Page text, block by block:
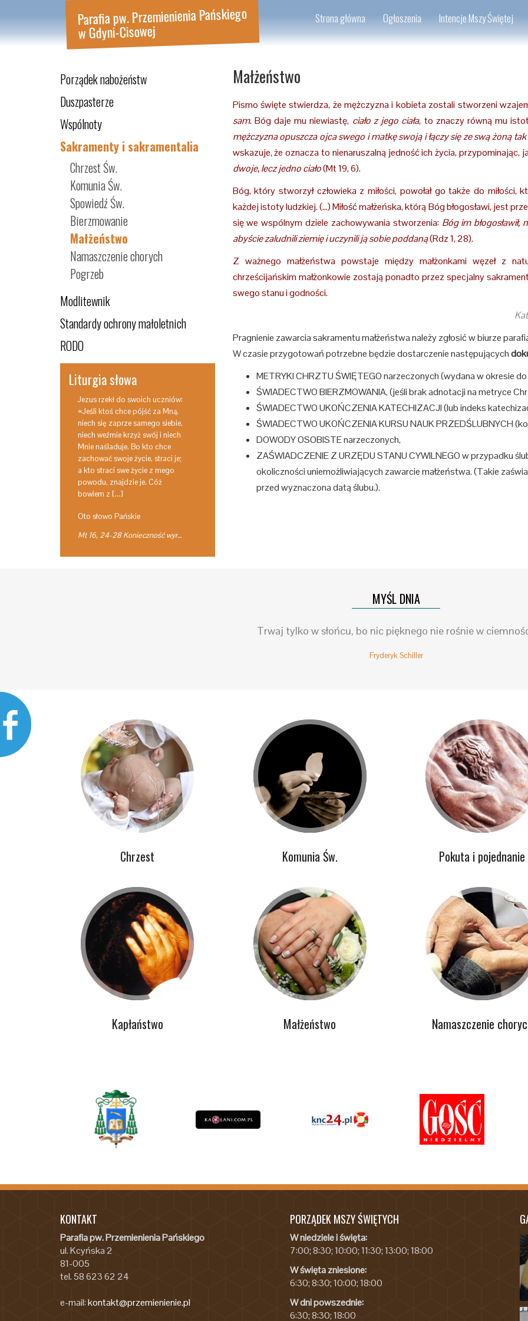
Parafia pw. Przemienienia Pańskiego
w Gdyni-Cisowej
Strona główna Ogłoszenia Intencje Mszy Świętej
Porządek nabożeństw
Duszpasterze
Wspólnoty
Sakramenty i sakramentalia
Chrzest Św.
Komunia Św.
Spowiedź Św.
Bierzmowanie
Małżeństwo
Namaszczenie chorych
Pogrzeb
Modlitewnik
Standardy ochrony małoletnich
RODO
Liturgia słowa
Jezus rzekł do swoich uczniów:
«Jeśli ktoś chce pójść za Mną,
niech się zaprze samego siebie,
niech weźmie krzyż swój i niech
Mnie naśladuje. Bo kto chce
zachować swoje życie, straci je;
a kto straci swe życie z mego
powodu, znajdzie je. Cóż
bowiem z […]
Oto słowo Pańskie
Mt 16, 24-28 Konieczność wyrzeczenia
Małżeństwo
Pismo święte stwierdza, że mężczyzna i kobieta zostali stworzeni
sam. Bóg daje mu niewiastę, ciało z jego ciała, to znaczy równą mu
mężczyzna opuszcza ojca swego i matkę swoją i łączy się ze swą żoną
wskazuje, że oznacza to nienaruszalną jedność ich życia, przypominając,
dwoje, lecz jedno ciało(Mt 19, 6).
Bóg, który stworzył człowieka z miłości, powołał go także do
każdej istoty ludzkiej. (...) Miłość małżeńska, którą Bóg błogosławi, jest
się we wspólnym dziele zachowywania stworzenia: Bóg im
abyście zaludnili ziemię i uczynili ją sobie poddaną(Rdz 1, 28).
Z ważnego małżeństwa powstaje między małżonkami węzeł z
chrześcijańskim małżonkowie zostają ponadto przez specjalny
swego stanu i godności.
Pragnienie zawarcia sakramentu małżeństwa należy zgłosić w biurze
W czasie przygotowań potrzebne będzie dostarczenie następujących
METRYKI CHRZTU ŚWIĘTEGO narzeczonych (wydana w okresie
ŚWIADECTWO BIERZMOWANIA, (jeśli brak adnotacji na metryce
ŚWIADECTWO UKOŃCZENIA KATECHIZACJI (lub indeks
ŚWIADECTWO UKOŃCZENIA KURSU NAUK PRZEDŚLUBNYCH
DOWODY OSOBISTE narzeczonych,
ZAŚWIADCZENIE Z URZĘDU STANU CYWILNEGO w przypadku
okoliczności uniemożliwiających zawarcie małżeństwa. (Takie
przed wyznaczona datą ślubu.).
MYŚL DNIA
Trwaj tylko w słońcu, bo nic pięknego nie rośnie w
Fryderyk Schiller
Chrzest Komunia Św. Pokuta i pojednanie
Kapłaństwo Małżeństwo Namaszczenie
KONTAKT
Parafia pw. Przemienienia Pańskiego
ul. Kcyńska 2
81-005
tel. 58 623 62 24
e-mail:kontakt@przemienienie.pl
PORZĄDEK MSZY ŚWIĘTYCH
W niedziele i święta:
7:00; 8:30; 10:00; 11:30; 13:00; 18:00
W święta zniesione:
6:30; 8:30; 10:00; 18:00
W dni powszednie:
6:30; 8:30; 18:00